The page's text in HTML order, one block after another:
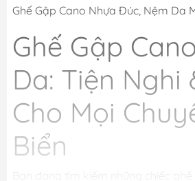
Ghế Gập Cano Nhựa Đúc, Nệm Da
Ghế Gập
Da: Tiện Nghi
Cho Mọi
Biển